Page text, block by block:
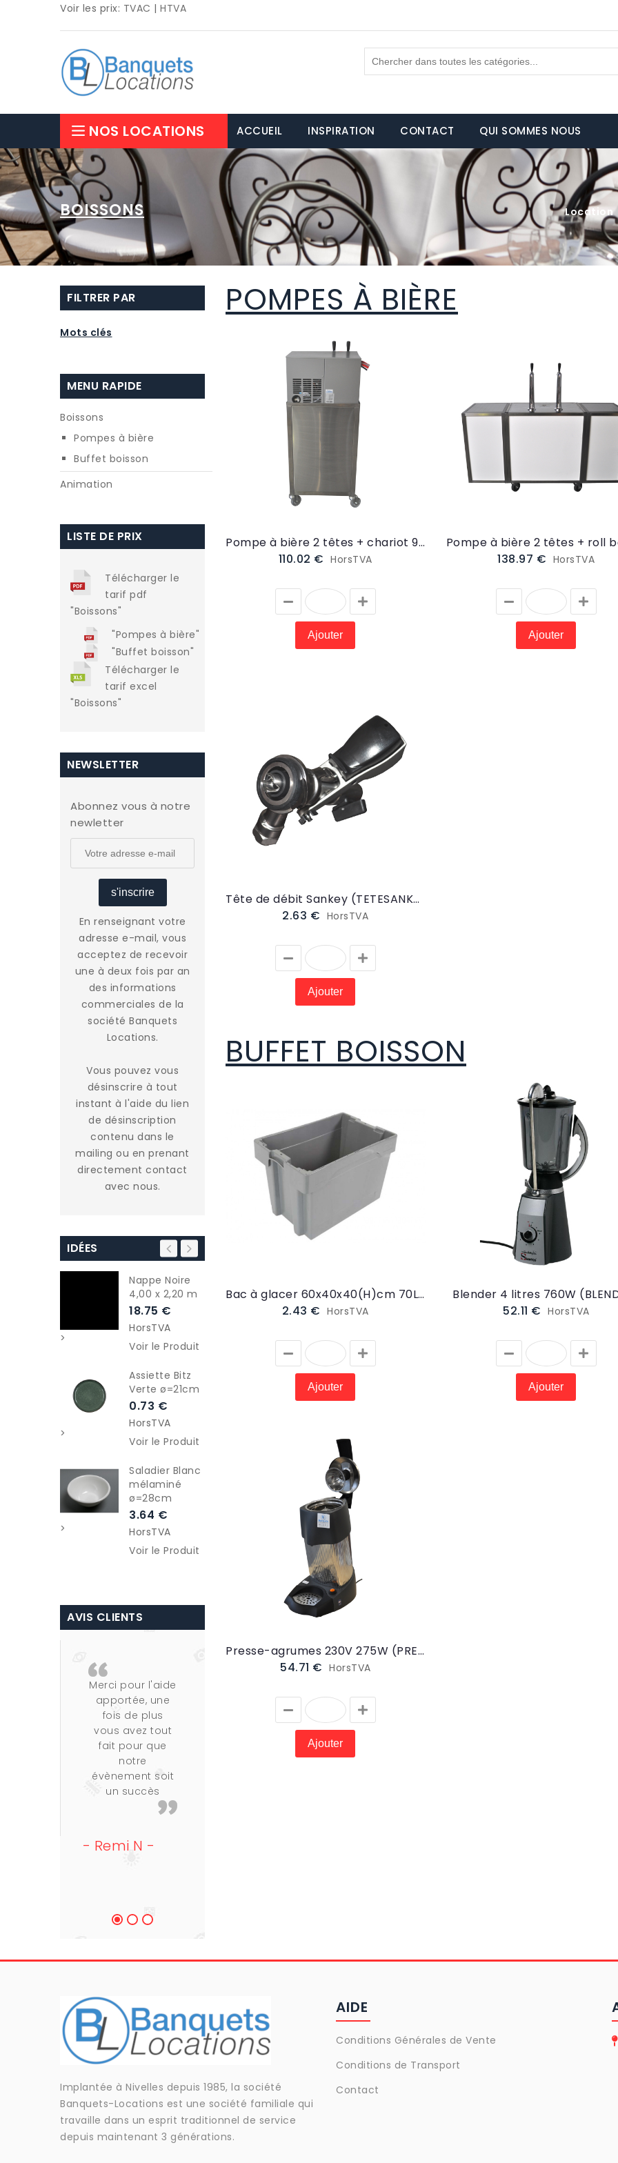
Voir les prix: TVAC | HTVA
NOS LOCATIONS ACCUEIL INSPIRATION CONTACT QUI SOMMES NOUS
BOISSONS Location
FILTRER PAR
Mots clés
MENU RAPIDE
Boissons
Pompes à bière
Buffet boisson
Animation
LISTE DE PRIX
Télécharger le
tarif pdf
"Boissons"
"Pompes à bière"
"Buffet boisson"
Télécharger le
tarif excel
"Boissons"
NEWSLETTER
Abonnez vous à notre
newletter
s'inscrire
En renseignant votre
adresse e-mail, vous
acceptez de recevoir
une à deux fois par an
des informations
commerciales de la
société Banquets
Locations.
Vous pouvez vous
désinscrire à tout
instant à l'aide du lien
de désinscription
contenu dans le
mailing ou en prenant
directement contact
avec nous.
IDÉES
>
Nappe Noire
4,00 x 2,20 m
18.75 €
HorsTVA
Voir le Produit
>
Assiette Bitz
Verte ø=21cm
0.73 €
HorsTVA
Voir le Produit
>
Saladier Blanc
mélaminé
ø=28cm
3.64 €
HorsTVA
Voir le Produit
moka carrée
Match 11cm
HorsTVA
Voir le Produit
Bazooka gris
tube=45cm
Voir le Produit
Tabouret Tolix
Noir
6.93 €
HorsTVA
Voir le Produit
AVIS CLIENTS
Merci pour l'aide
apportée, une
fois de plus
vous avez tout
fait pour que
notre
évènement soit
un succès
- Remi N -
vérifié la
commande que
j'avais passée.
Une fourchette
en inox avec les
POMPES À BIÈRE
Pompe à bière 2 têtes + chariot 90L/h (POMPE2)
110.02 € HorsTVA
Ajouter
138.97 € HorsTVA
Ajouter
Tête de débit Sankey (TETESANKEY)
2.63 € HorsTVA
Ajouter
BUFFET BOISSON
Bac à glacer 60x40x40(H)cm 70L (GLACE4)
2.43 € HorsTVA
Ajouter
Blender 4 litres 760W
52.11 € HorsTVA
Ajouter
Presse-agrumes 230V 275W (PRESSE)
54.71 € HorsTVA
Ajouter
Implantée à Nivelles depuis 1985, la société
Banquets-Locations est une société familiale qui
travaille dans un esprit traditionnel de service
depuis maintenant 3 générations.
AIDE
Conditions Générales de Vente
Conditions de Transport
Contact